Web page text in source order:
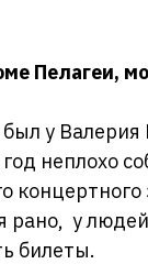
Пелагеи,
у
неплохо
рано, у
билеты.